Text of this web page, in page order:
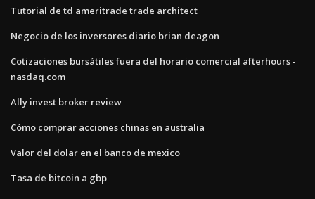
Tutorial de td ameritrade trade architect
Negocio de los inversores diario brian deagon
Cotizaciones bursátiles fuera del horario comercial afterhours -
nasdaq.com
Ally invest broker review
Cómo comprar acciones chinas en australia
Valor del dolar en el banco de mexico
Tasa de bitcoin a gbp